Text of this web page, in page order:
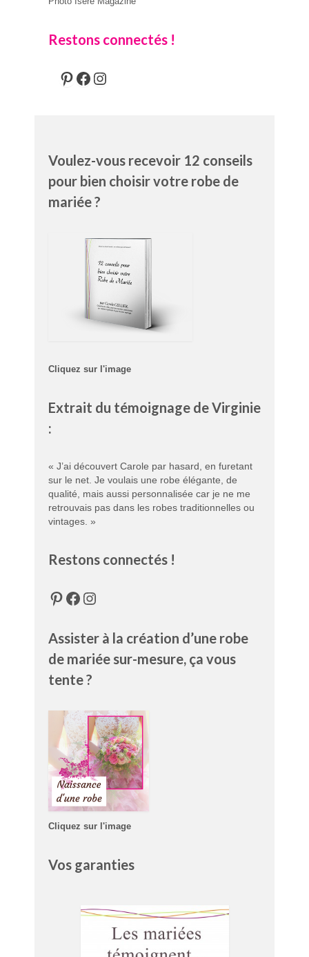
Restons connectés !
Pinterest
Facebook
Instagram
Voulez-vous recevoir 12 conseils
pour bien choisir votre robe de
mariée ?
Cliquez sur l'image
Extrait du témoignage de Virginie
:
« J’ai découvert Carole par hasard, en furetant
sur le net. Je voulais une robe élégante, de
qualité, mais aussi personnalisée car je ne me
retrouvais pas dans les robes traditionnelles ou
vintages. »
Restons connectés !
Pinterest
Facebook
Instagram
Assister à la création d’une robe
de mariée sur-mesure, ça vous
tente ?
Cliquez sur l'image
Vos garanties